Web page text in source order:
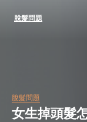
脫髮問題
脫髮問題
女生掉頭髮